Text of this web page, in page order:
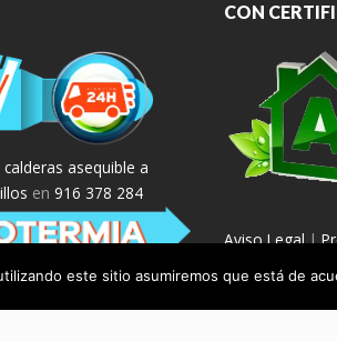
asequible a
en 916 378 284
CON
Aviso Legal|
este sitio asumiremos que está de